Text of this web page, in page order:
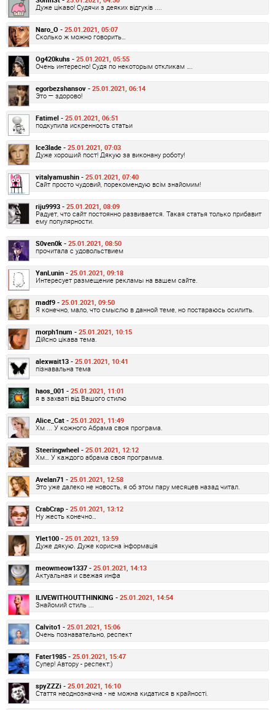
Дуже цікаво! Судячи з деяких відгуків ....
Naro_O - 25.01.2021, 05:07
Сколько ж можно говорить…
Og420kuhs - 25.01.2021, 05:55
Очень интересно! Судя по некоторым откликам ….
egorbezshansov - 25.01.2021, 06:14
Это — здорово!
Fatimel - 25.01.2021, 06:51
подкупила искренность статьи
Ice3lade - 25.01.2021, 07:03
Дуже хороший пост! Дякую за виконану роботу!
vitalyamushin - 25.01.2021, 07:40
Сайт просто чудовий, порекомендую всім знайомим!
riju9993 - 25.01.2021, 08:09
Радует, что сайт постоянно развивается. Такая статья только прибавит
ему популярности.
S0ven0k - 25.01.2021, 08:50
прочитала с удовольствием
YanLunin - 25.01.2021, 09:18
Интересует размещение рекламы на вашем сайте.
madf9 - 25.01.2021, 09:50
Я конечно, мало, что смыслю в данной теме, но постараюсь осилить.
morph1num - 25.01.2021, 10:15
Дійсно цікава тема.
alexwait13 - 25.01.2021, 10:41
пізнавальна тема
haos_001 - 25.01.2021, 11:01
я в захваті від Вашого стилю
Alice_Cat - 25.01.2021, 11:49
Хм ... У кожного Абрама своя програма.
Steeringwheel - 25.01.2021, 12:12
Хм… У каждого абрама своя программа.
Avelan71 - 25.01.2021, 12:58
Это уже далеко не новость, я об этом пару месяцев назад читал.
CrabCrap - 25.01.2021, 13:12
Ну жесть конечно…
Ylet100 - 25.01.2021, 13:59
Дуже дякую. Дуже корисна інформація
meowmeow1337 - 25.01.2021, 14:13
Актуальная и свежая инфа
ILIVEWITHOUTTHINKING - 25.01.2021, 14:54
Знайомий стиль ...
Calvito1 - 25.01.2021, 15:06
Очень познавательно, респект
Fater1985 - 25.01.2021, 15:47
Супер! Автору - респект:)
spyZZZi - 25.01.2021, 16:10
Стаття неоднозначна - не можна кидатися в крайності.